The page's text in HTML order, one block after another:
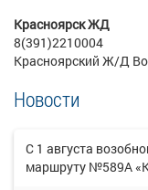
Красноярск ЖД
8(391)2210004
Красноярский Ж/Д
Новости
С 1 августа
маршруту №589А